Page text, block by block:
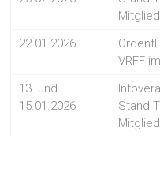
22.01.2026
VRFF
13. und
15.01.2026
Stand